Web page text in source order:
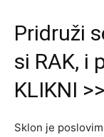
Pridruži
si RAK, i
KLIKNI
Sklon je